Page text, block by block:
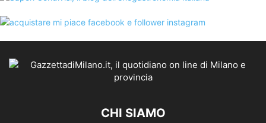
CHI SIAMO